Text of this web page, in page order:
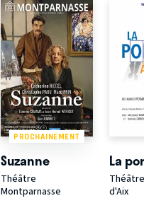
PROCHAINEMENT
Suzanne
Théâtre
Montparnasse
La
d'Aix